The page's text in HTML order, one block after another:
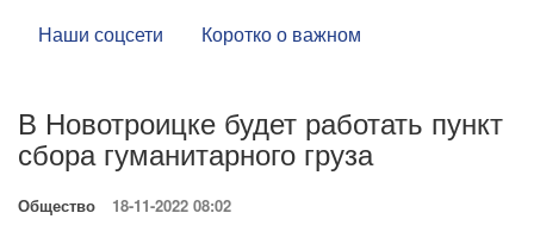
Наши соцсети
Коротко о важном
В Новотроицке будет работать пункт
сбора гуманитарного груза
Общество 18-11-2022 08:02